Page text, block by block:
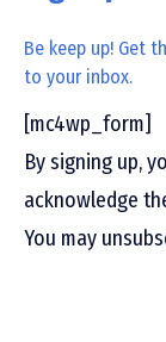
Be keep up! Get
to your inbox.
[mc4wp_form]
By signing up,
acknowledge
You may